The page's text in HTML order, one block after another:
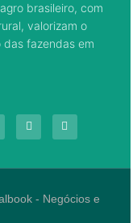
brasileiro, com
valorizam o
fazendas em
- Negócios e